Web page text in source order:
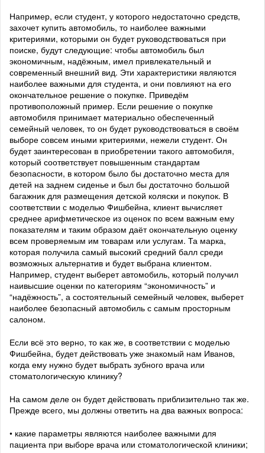
Например, если студент, у которого недостаточно средств,
захочет купить автомобиль, то наиболее важными
критериями, которыми он будет руководствоваться при
поиске, будут следующие: чтобы автомобиль был
экономичным, надёжным, имел привлекательный и
современный внешний вид. Эти характеристики являются
наиболее важными для студента, и они повлияют на его
окончательное решение о покупке. Приведём
противоположный пример. Если решение о покупке
автомобиля принимает материально обеспеченный
семейный человек, то он будет руководствоваться в своём
выборе совсем иными критериями, нежели студент. Он
будет заинтересован в приобретении такого автомобиля,
который соответствует повышенным стандартам
безопасности, в котором было бы достаточно места для
детей на заднем сиденье и был бы достаточно большой
багажник для размещения детской коляски и покупок. В
соответствии с моделью Фишбейна, клиент вычисляет
среднее арифметическое из оценок по всем важным ему
показателям и таким образом даёт окончательную оценку
всем проверяемым им товарам или услугам. Та марка,
которая получила самый высокий средний балл среди
возможных альтернатив и будет выбрана клиентом.
Например, студент выберет автомобиль, который получил
наивысшие оценки по категориям “экономичность” и
“надёжность”, а состоятельный семейный человек, выберет
наиболее безопасный автомобиль с самым просторным
салоном.
Если всё это верно, то как же, в соответствии с моделью
Фишбейна, будет действовать уже знакомый нам Иванов,
когда ему нужно будет выбрать зубного врача или
стоматологическую клинику?
На самом деле он будет действовать приблизительно так же.
Прежде всего, мы должны ответить на два важных вопроса:
• какие параметры являются наиболее важными для
пациента при выборе врача или стоматологической клиники;